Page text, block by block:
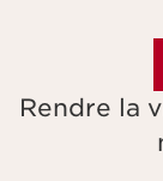
Rendre la